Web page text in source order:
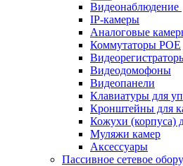
Видеонаблюдение
IP-камеры
Аналоговые
Коммутаторы POE
Видеодомофоны
Видеопанели
Клавиатуры для
Кронштейны для
Кожухи (корпуса)
Муляжи камер
Аксессуары
Пассивное сетевое